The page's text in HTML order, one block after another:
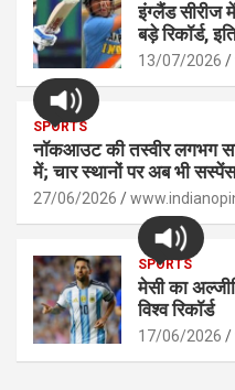
इंग्लैंड सीरीज
बड़े रिकॉर्ड,
13/07/2026
SPORTS
नॉकआउट की तस्वीर लगभग
में; चार स्थानों पर अब भी सस्पेंस
27/06/2026
SPORTS
मेसी का
विश्व रिकॉर्ड
17/06/2026